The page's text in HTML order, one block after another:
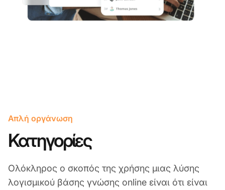
Απλή οργάνωση
Κατηγορίες
Ολόκληρος ο σκοπός της χρήσης μιας λύσης
λογισμικού βάσης γνώσης online είναι ότι είναι